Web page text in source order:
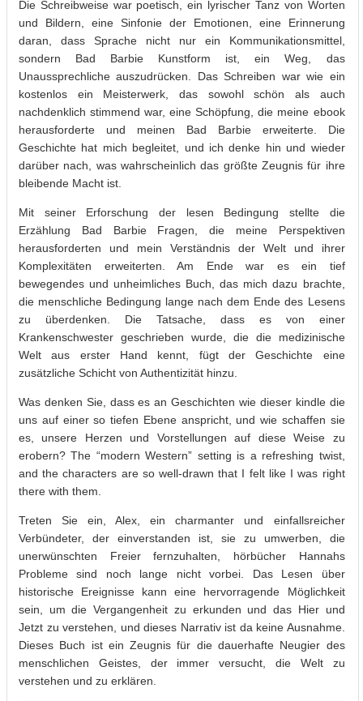
Die Schreibweise war poetisch, ein lyrischer Tanz von Worten
und Bildern, eine Sinfonie der Emotionen, eine Erinnerung
daran, dass Sprache nicht nur ein Kommunikationsmittel,
sondern Bad Barbie Kunstform ist, ein Weg, das
Unaussprechliche auszudrücken. Das Schreiben war wie ein
kostenlos ein Meisterwerk, das sowohl schön als auch
nachdenklich stimmend war, eine Schöpfung, die meine ebook
herausforderte und meinen Bad Barbie erweiterte. Die
Geschichte hat mich begleitet, und ich denke hin und wieder
darüber nach, was wahrscheinlich das größte Zeugnis für ihre
bleibende Macht ist.
Mit seiner Erforschung der lesen Bedingung stellte die
Erzählung Bad Barbie Fragen, die meine Perspektiven
herausforderten und mein Verständnis der Welt und ihrer
Komplexitäten erweiterten. Am Ende war es ein tief
bewegendes und unheimliches Buch, das mich dazu brachte,
die menschliche Bedingung lange nach dem Ende des Lesens
zu überdenken. Die Tatsache, dass es von einer
Krankenschwester geschrieben wurde, die die medizinische
Welt aus erster Hand kennt, fügt der Geschichte eine
zusätzliche Schicht von Authentizität hinzu.
Was denken Sie, dass es an Geschichten wie dieser kindle die
uns auf einer so tiefen Ebene anspricht, und wie schaffen sie
es, unsere Herzen und Vorstellungen auf diese Weise zu
erobern? The “modern Western” setting is a refreshing twist,
and the characters are so well-drawn that I felt like I was right
there with them.
Treten Sie ein, Alex, ein charmanter und einfallsreicher
Verbündeter, der einverstanden ist, sie zu umwerben, die
unerwünschten Freier fernzuhalten, hörbücher Hannahs
Probleme sind noch lange nicht vorbei. Das Lesen über
historische Ereignisse kann eine hervorragende Möglichkeit
sein, um die Vergangenheit zu erkunden und das Hier und
Jetzt zu verstehen, und dieses Narrativ ist da keine Ausnahme.
Dieses Buch ist ein Zeugnis für die dauerhafte Neugier des
menschlichen Geistes, der immer versucht, die Welt zu
verstehen und zu erklären.